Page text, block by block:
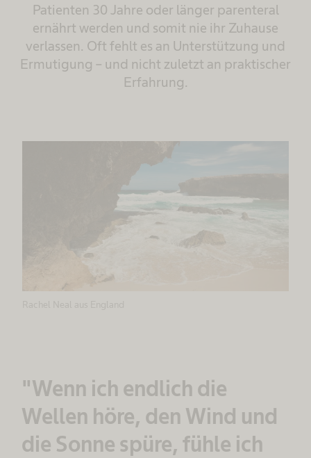
Patienten 30 Jahre oder länger parenteral
ernährt werden und somit nie ihr Zuhause
verlassen. Oft fehlt es an Unterstützung und
Ermutigung – und nicht zuletzt an praktischer
Erfahrung.
"Wenn ich endlich die
Wellen höre, den Wind und
die Sonne spüre, fühle ich